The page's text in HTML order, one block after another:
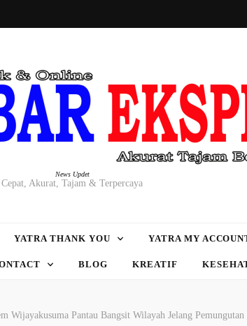
News Updet
Cepat, Akurat, Tajam & Terpercaya
YATRA THANK YOU YATRA MY
BLOG KREATIF
Wijayakusuma Pantau Bangsit Wilayah Jelang Pemungutan